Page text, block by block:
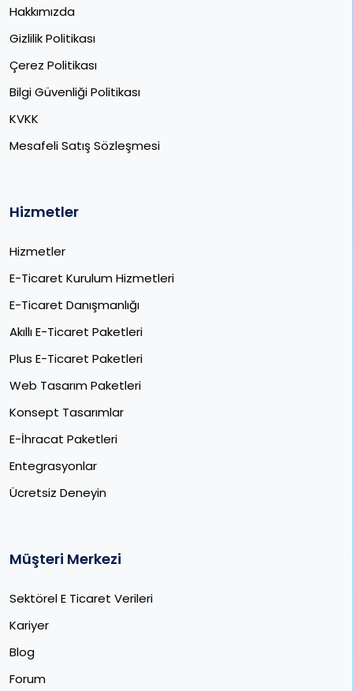
Hakkımızda
Gizlilik Politikası
Çerez Politikası
Bilgi Güvenliği Politikası
KVKK
Mesafeli Satış Sözleşmesi
Hizmetler
Hizmetler
E-Ticaret Kurulum Hizmetleri
E-Ticaret Danışmanlığı
Akıllı E-Ticaret Paketleri
Plus E-Ticaret Paketleri
Web Tasarım Paketleri
Konsept Tasarımlar
E-İhracat Paketleri​
Entegrasyonlar
Ücretsiz Deneyin
Müşteri Merkezi
Sektörel E Ticaret Verileri
Kariyer
Blog
Forum